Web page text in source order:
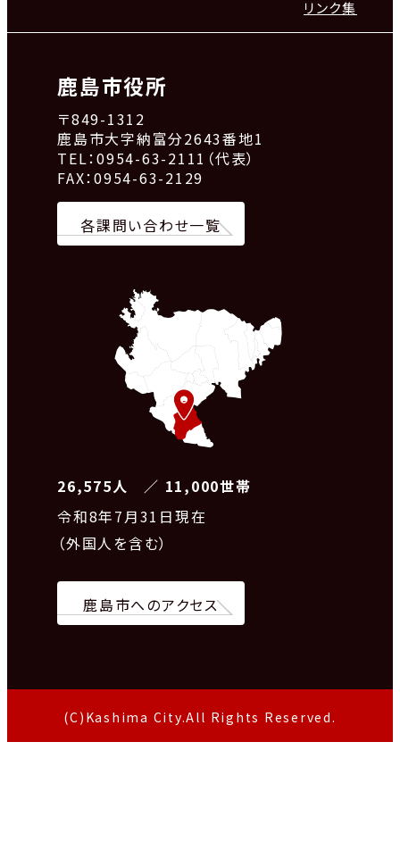
リンク集
鹿島市役所
〒849-1312
鹿島市大字納富分2643番地1
TEL：0954-63-2111（代表）
FAX：0954-63-2129
各課問い合わせ一覧
26,575人 ／ 11,000世帯
令和8年7月31日現在
（外国人を含む）
鹿島市へのアクセス
(C)Kashima City.All Rights Reserved.